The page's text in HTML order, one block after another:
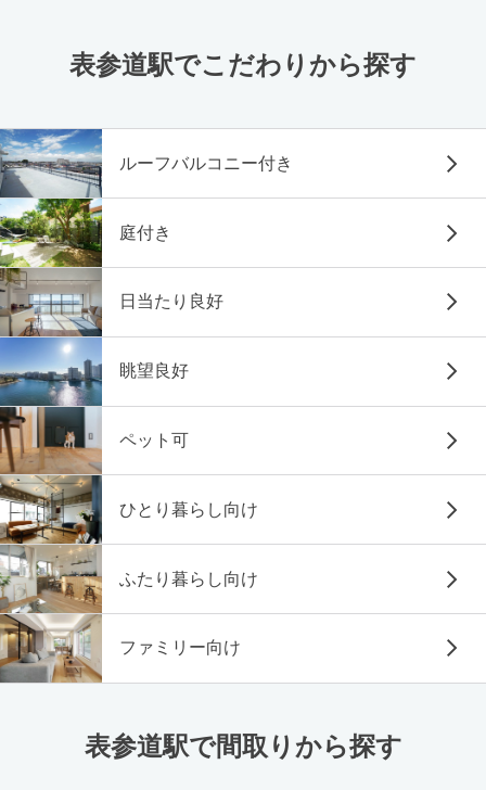
表参道駅でこだわりから探す
ルーフバルコニー付き
庭付き
日当たり良好
眺望良好
ペット可
ひとり暮らし向け
ふたり暮らし向け
ファミリー向け
表参道駅で間取りから探す